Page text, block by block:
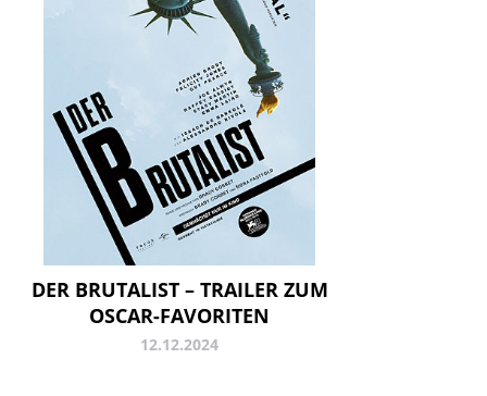
DER BRUTALIST – TRAILER ZUM
OSCAR-FAVORITEN
12.12.2024